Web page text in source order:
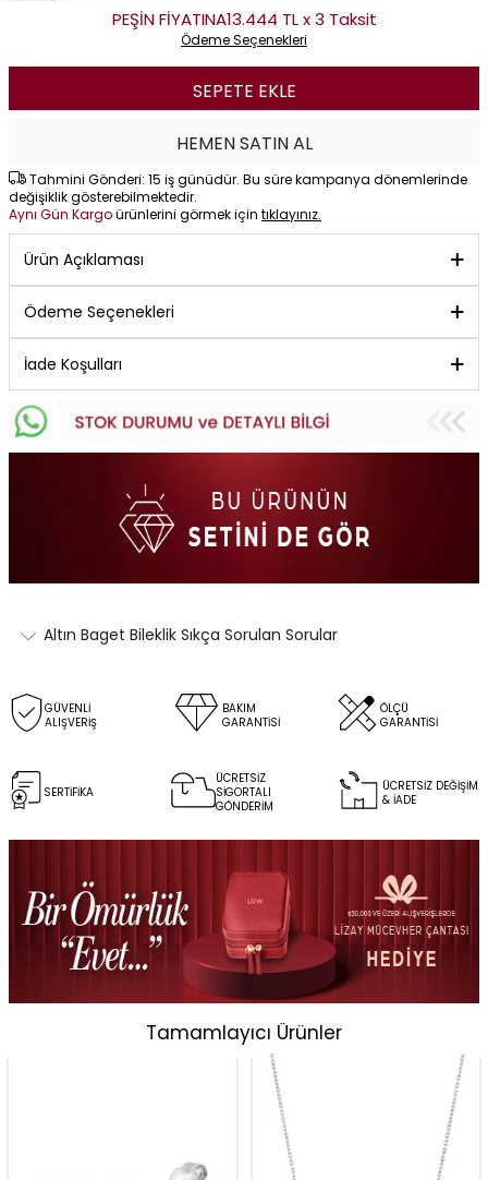
PEŞİN FİYATINA13.444 TL x 3 Taksit
Ödeme Seçenekleri
SEPETE EKLE
HEMEN SATIN AL
Tahmini Gönderi: 15 iş günüdür. Bu süre kampanya dönemlerinde
değişiklik gösterebilmektedir.
Aynı Gün Kargoürünlerini görmek için tıklayınız.
Ürün Açıklaması
Ödeme Seçenekleri
İade Koşulları
Altın Baget Bileklik Sıkça Sorulan Sorular
GÜVENLİ
ALIŞVERİŞ
BAKIM
GARANTİSİ
ÖLÇÜ
GARANTİSİ
SERTİFİKA
ÜCRETSİZ
SİGORTALI
GÖNDERİM
ÜCRETSİZ DEĞİŞİM
& İADE
Tamamlayıcı Ürünler